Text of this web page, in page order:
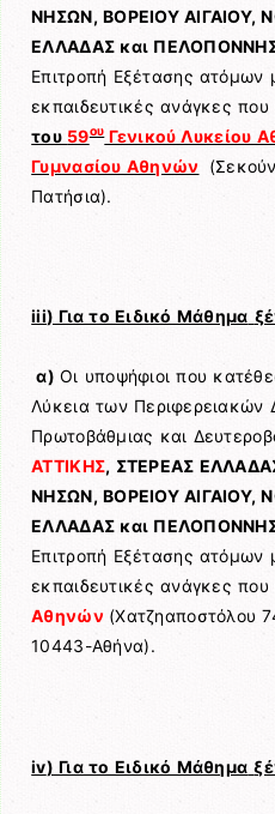
ΝΗΣΩΝ, ΒΟΡΕΙΟΥ ΑΙΓΑΙΟΥ,
ΕΛΛΑΔΑΣ και
Επιτροπή Εξέτασης ατόμων
εκπαιδευτικές ανάγκες που
του 59ουΓενικού Λυκείου
Γυμνασίου Αθηνών
Πατήσια).
iii) Για το Ειδικό Μάθημα
α) Οι υποψήφιοι που
Λύκεια των Περιφερειακών
Πρωτοβάθμιας και
ΑΤΤΙΚΗΣ, ΣΤΕΡΕΑΣ
ΝΗΣΩΝ, ΒΟΡΕΙΟΥ ΑΙΓΑΙΟΥ,
ΕΛΛΑΔΑΣ και
Επιτροπή Εξέτασης ατόμων
εκπαιδευτικές ανάγκες που
Αθηνών (Χατζηαποστόλου
10443-Αθήνα).
iv) Για το Ειδικό Μάθημα